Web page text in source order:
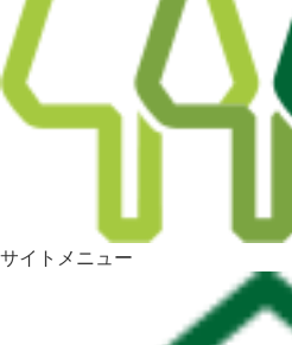
サイトメニュー